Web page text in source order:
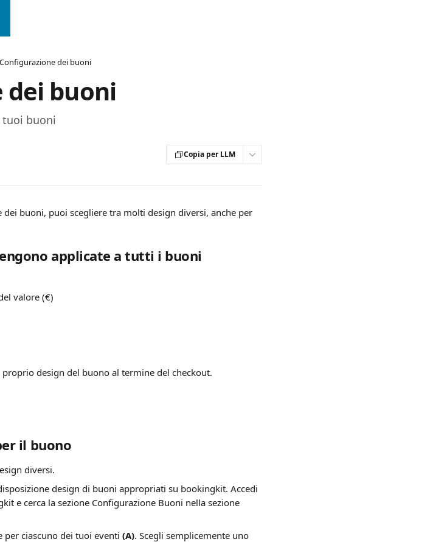
Configurazione dei buoni
dei buoni
tuoi buoni
Copia per LLM
buoni, puoi scegliere tra molti design diversi, anche per
applicate a tutti i buoni
valore (€)
design del buono al termine del checkout.
il buono
diversi.
design di buoni appropriati su bookingkit. Accedi
e cerca la sezione Configurazione Buoni nella sezione
per ciascuno dei tuoi eventi (A). Scegli semplicemente uno